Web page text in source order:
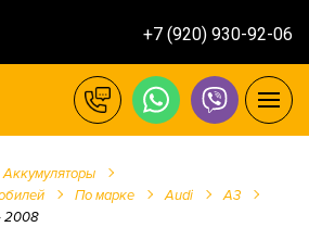
+7 (920) 930-92-06
Аккумуляторы
По марке Audi
A3
2008